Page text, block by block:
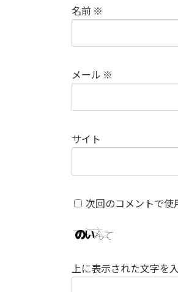
名前 ※
メール ※
サイト
次回のコメントで使
上に表示された文字を